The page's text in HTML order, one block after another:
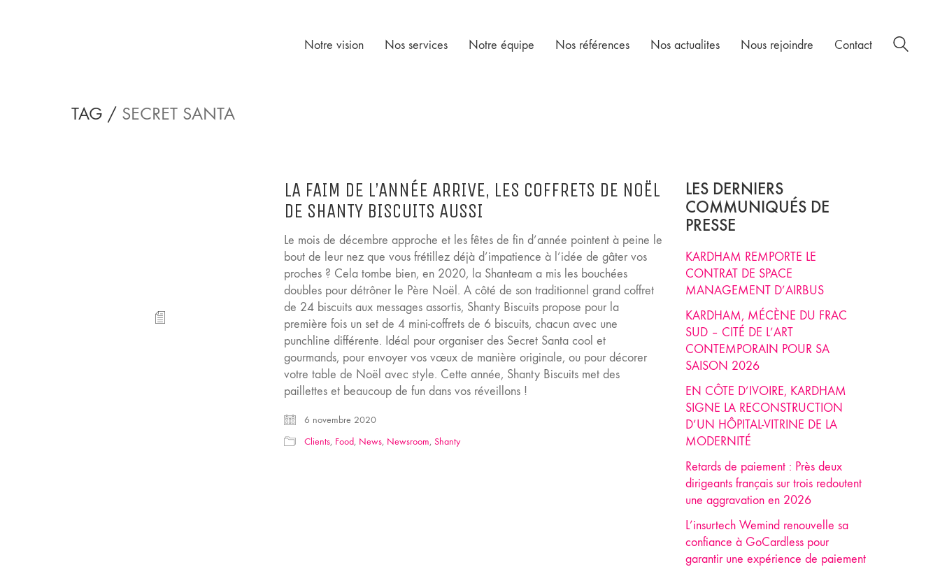
Notre vision Nos services Notre équipe Nos références Nos actualites Nous rejoindre Contact
TAG / SECRET SANTA
LA FAIM DE L’ANNÉE ARRIVE, LES COFFRETS DE NOËL
DE SHANTY BISCUITS AUSSI
Le mois de décembre approche et les fêtes de fin d’année pointent à peine le
bout de leur nez que vous frétillez déjà d’impatience à l’idée de gâter vos
proches ? Cela tombe bien, en 2020, la Shanteam a mis les bouchées
doubles pour détrôner le Père Noël. A côté de son traditionnel grand coffret
de 24 biscuits aux messages assortis, Shanty Biscuits propose pour la
première fois un set de 4 mini-coffrets de 6 biscuits, chacun avec une
punchline différente. Idéal pour organiser des Secret Santa cool et
gourmands, pour envoyer vos vœux de manière originale, ou pour décorer
votre table de Noël avec style. Cette année, Shanty Biscuits met des
paillettes et beaucoup de fun dans vos réveillons !
6 novembre 2020
Clients, Food, News, Newsroom, Shanty
LES DERNIERS
COMMUNIQUÉS DE
PRESSE
KARDHAM REMPORTE LE
CONTRAT DE SPACE
MANAGEMENT D’AIRBUS
KARDHAM, MÉCÈNE DU FRAC
SUD – CITÉ DE L’ART
CONTEMPORAIN POUR SA
SAISON 2026
EN CÔTE D’IVOIRE, KARDHAM
SIGNE LA RECONSTRUCTION
D’UN HÔPITAL-VITRINE DE LA
MODERNITÉ
Retards de paiement : Près deux
dirigeants français sur trois redoutent
une aggravation en 2026
L’insurtech Wemind renouvelle sa
confiance à GoCardless pour
garantir une expérience de paiement